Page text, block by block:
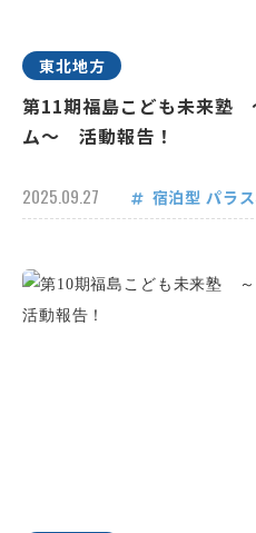
東北地方
第11期福島こども未来塾
ム～ 活動報告！
2025.09.27 宿泊型 パラ